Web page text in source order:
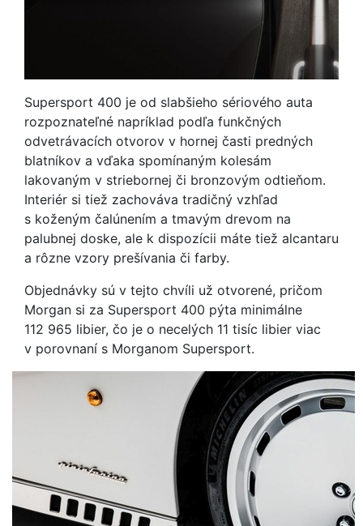
Supersport 400 je od slabšieho sériového auta
rozpoznateľné napríklad podľa funkčných
odvetrávacích otvorov v hornej časti predných
blatníkov a vďaka spomínaným kolesám
lakovaným v striebornej či bronzovým odtieňom.
Interiér si tiež zachováva tradičný vzhľad
s koženým čalúnením a tmavým drevom na
palubnej doske, ale k dispozícii máte tiež alcantaru
a rôzne vzory prešívania či farby.
Objednávky sú v tejto chvíli už otvorené, pričom
Morgan si za Supersport 400 pýta minimálne
112 965 libier, čo je o necelých 11 tisíc libier viac
v porovnaní s Morganom Supersport.